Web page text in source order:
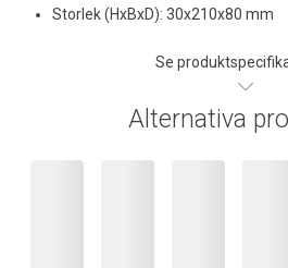
Storlek (HxBxD): 30x210x80 mm
Se
Alternativa